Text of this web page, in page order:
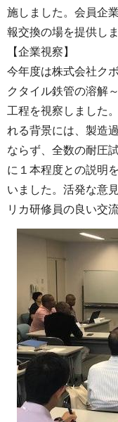
施しました。会員企
報交換の場を提供しま
【企業視察】
今年度は株式会社ク
クタイル鉄管の溶解
工程を視察しました
れる背景には、製造
ならず、全数の耐圧
に１本程度との説明
いました。活発な意
リカ研修員の良い交